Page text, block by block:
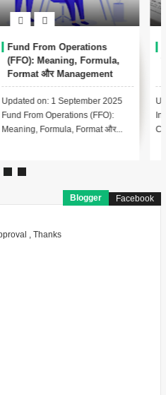
Automated Clearing House
(ACH) क्या है? – पूरी जानकारी हिंदी
में
Updated on: 17 August 2025 📚
Index – Automated Clearing
House (ACH) क्या है? Lesson 1:...
Blogger Facebook
, Thanks